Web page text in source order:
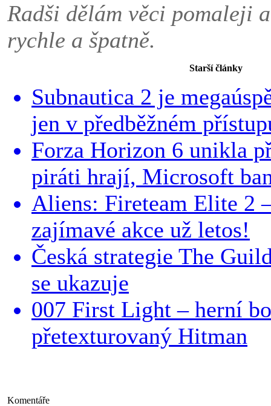
Radši dělám věci pomaleji
rychle a špatně.
Starší články
Subnautica 2 je
jen v předběžném
Forza Horizon 6 unikla
piráti hrají, Microsoft
Aliens: Fireteam Elite 2
zajímavé akce už letos!
Česká strategie The
se ukazuje
007 First Light – herní
přetexturovaný Hitman
Komentáře